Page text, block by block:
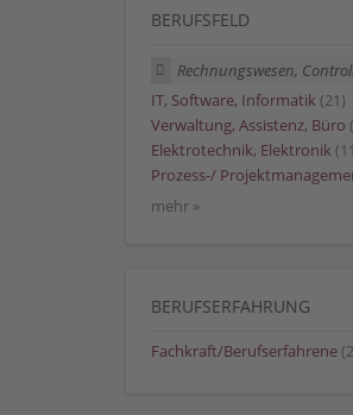
BERUFSFELD
Rechnungswesen,
IT, Software, Informatik (21)
Verwaltung, Assistenz, Büro
Elektrotechnik, Elektronik
Prozess-/
mehr »
BERUFSERFAHRUNG
Fachkraft/Berufserfahrene